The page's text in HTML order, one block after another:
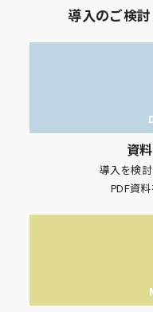
導入のご検
資
導入を検
PDF資